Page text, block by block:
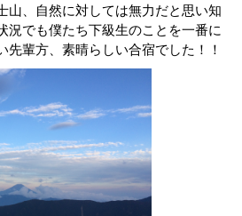
山、自然に対しては無力だと思い知
況でも僕たち下級生のことを一番に
先輩方、素晴らしい合宿でした！！